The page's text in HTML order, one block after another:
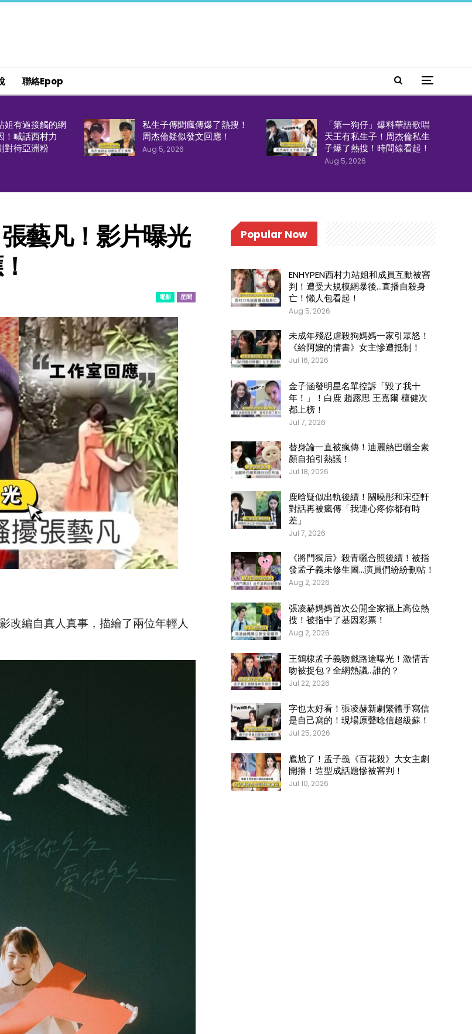
聯絡epop
姐有過接觸的網
！喊話西村力
對待亞洲粉
私生子傳聞瘋傳爆了熱搜！
周杰倫疑似發文回應！
Aug 5, 2026
「第一狗仔」爆料華語歌唱
天王有私生子！周杰倫私生
子爆了熱搜！時間線看起！
Aug 5, 2026
藝凡！影片曝光
電影 星聞
改編自真人真事，描繪了兩位年輕人
Popular Now
ENHYPEN西村力站姐和成員互動被審
判！遭受大規模網暴後…直播自殺身
亡！懶人包看起！
Aug 5, 2026
未成年殘忍虐殺狗媽媽一家引眾怒！
《給阿嬤的情書》女主慘遭抵制！
Jul 16, 2026
金子涵發明星名單控訴「毀了我十
年！」！白鹿 趙露思 王嘉爾 檀健次
都上榜！
Jul 7, 2026
替身論一直被瘋傳！迪麗熱巴曬全素
顏自拍引熱議！
Jul 18, 2026
鹿晗疑似出軌後續！關曉彤和宋亞軒
對話再被瘋傳「我連心疼你都有時
差」
Jul 7, 2026
《將門獨后》殺青曬合照後續！被指
發孟子義未修生圖…演員們紛紛刪帖！
Aug 2, 2026
張凌赫媽媽首次公開全家福上高位熱
搜！被指中了基因彩票！
Aug 2, 2026
王鶴棣孟子義吻戲路途曝光！激情舌
吻被捉包？全網熱議…誰的？
Jul 22, 2026
字也太好看！張凌赫新劇繁體手寫信
是自己寫的！現場原聲唸信超級蘇！
Jul 25, 2026
尷尬了！孟子義《百花殺》大女主劇
開播！造型成話題慘被審判！
Jul 10, 2026